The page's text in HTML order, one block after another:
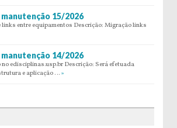
15/2026
entre equipamentos Descrição: Migração links
14/2026
edisciplinas.usp.br Descrição: Será efetuada
e aplicação … »